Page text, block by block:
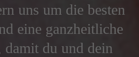
uns um die besten
eine ganzheitliche
damit du und dein